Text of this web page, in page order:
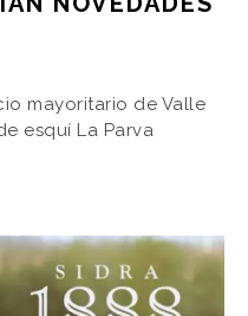
mayoritario de Valle
esquí La Parva